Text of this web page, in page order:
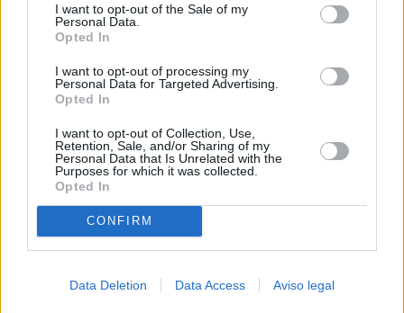
cualquier momento entrando de nuevo en este sitio web o
visitando nuestra política de privacidad.
I want to opt-out of the Sale of my
Personal Data.
Opted In
I want to opt-out of processing my
Personal Data for Targeted Advertising.
Opted In
I want to opt-out of Collection, Use,
Retention, Sale, and/or Sharing of my
Personal Data that Is Unrelated with the
Purposes for which it was collected.
Opted In
CONFIRM
Data Deletion Data Access Aviso legal